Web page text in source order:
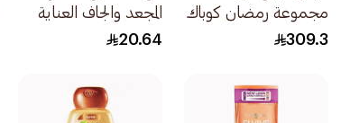
مجموعة رمضان كوباك
1قطعة
309.3
المجعد والجاف العناية
بالزيت المغذي لشعر أكثر
20.64